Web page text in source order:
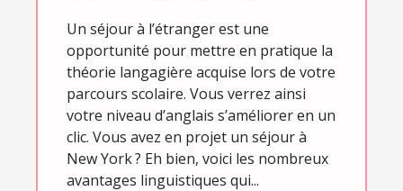
Un séjour à l’étranger est une
opportunité pour mettre en pratique la
théorie langagière acquise lors de votre
parcours scolaire. Vous verrez ainsi
votre niveau d’anglais s’améliorer en un
clic. Vous avez en projet un séjour à
New York ? Eh bien, voici les nombreux
avantages linguistiques qui...